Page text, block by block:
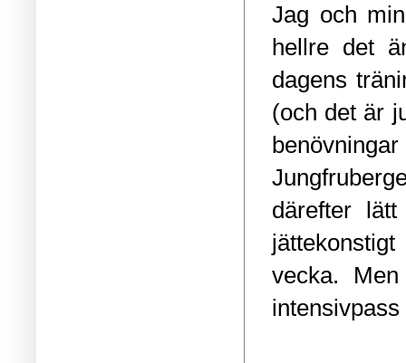
Jag och
hellre det
dagens
(och det är
därefter
vecka.